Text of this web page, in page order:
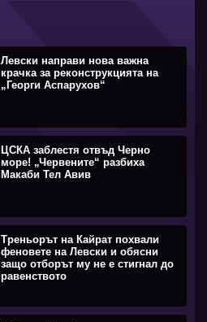
Левски направи нова важна
крачка за реконструкцията на
„Георги Аспарухов“
ЦСКА заблестя отвъд Черно
море! „Червените“ разбиха
Макаби Тел Авив
Треньорът на Кайрат похвали
феновете на Левски и обясни
защо отборът му не е стигнал до
равенството